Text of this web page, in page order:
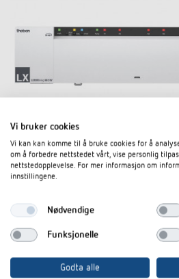
Smart styring av
varmekontrolleren
for Smart Home-systemet LUXORliving.
mm.
Mehr erfahren
Vi bruker cookies
Vi kan kan komme til å bruke cookies for å
om å forbedre nettstedet vårt, vise personlig
nettstedopplevelse. For mer informasjon om
innstillingene.
Nødvendige
Funksjonelle
Godta alle